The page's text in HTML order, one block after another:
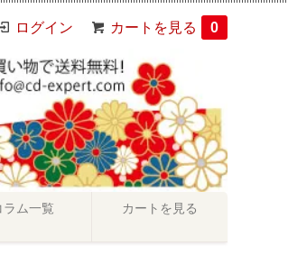
ログイン カートを見る 0
ラム一覧 カートを見る